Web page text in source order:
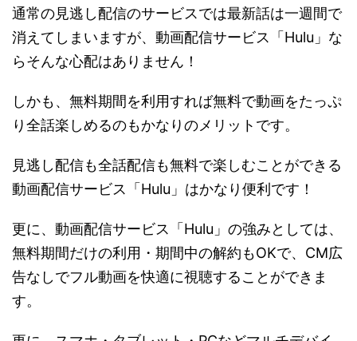
通常の見逃し配信のサービスでは最新話は一週間で
消えてしまいますが、動画配信サービス「Hulu」な
らそんな心配はありません！
しかも、無料期間を利用すれば無料で動画をたっぷ
り全話楽しめるのもかなりのメリットです。
見逃し配信も全話配信も無料で楽しむことができる
動画配信サービス「Hulu」はかなり便利です！
更に、動画配信サービス「Hulu」の強みとしては、
無料期間だけの利用・期間中の解約もOKで、CM広
告なしでフル動画を快適に視聴することができま
す。